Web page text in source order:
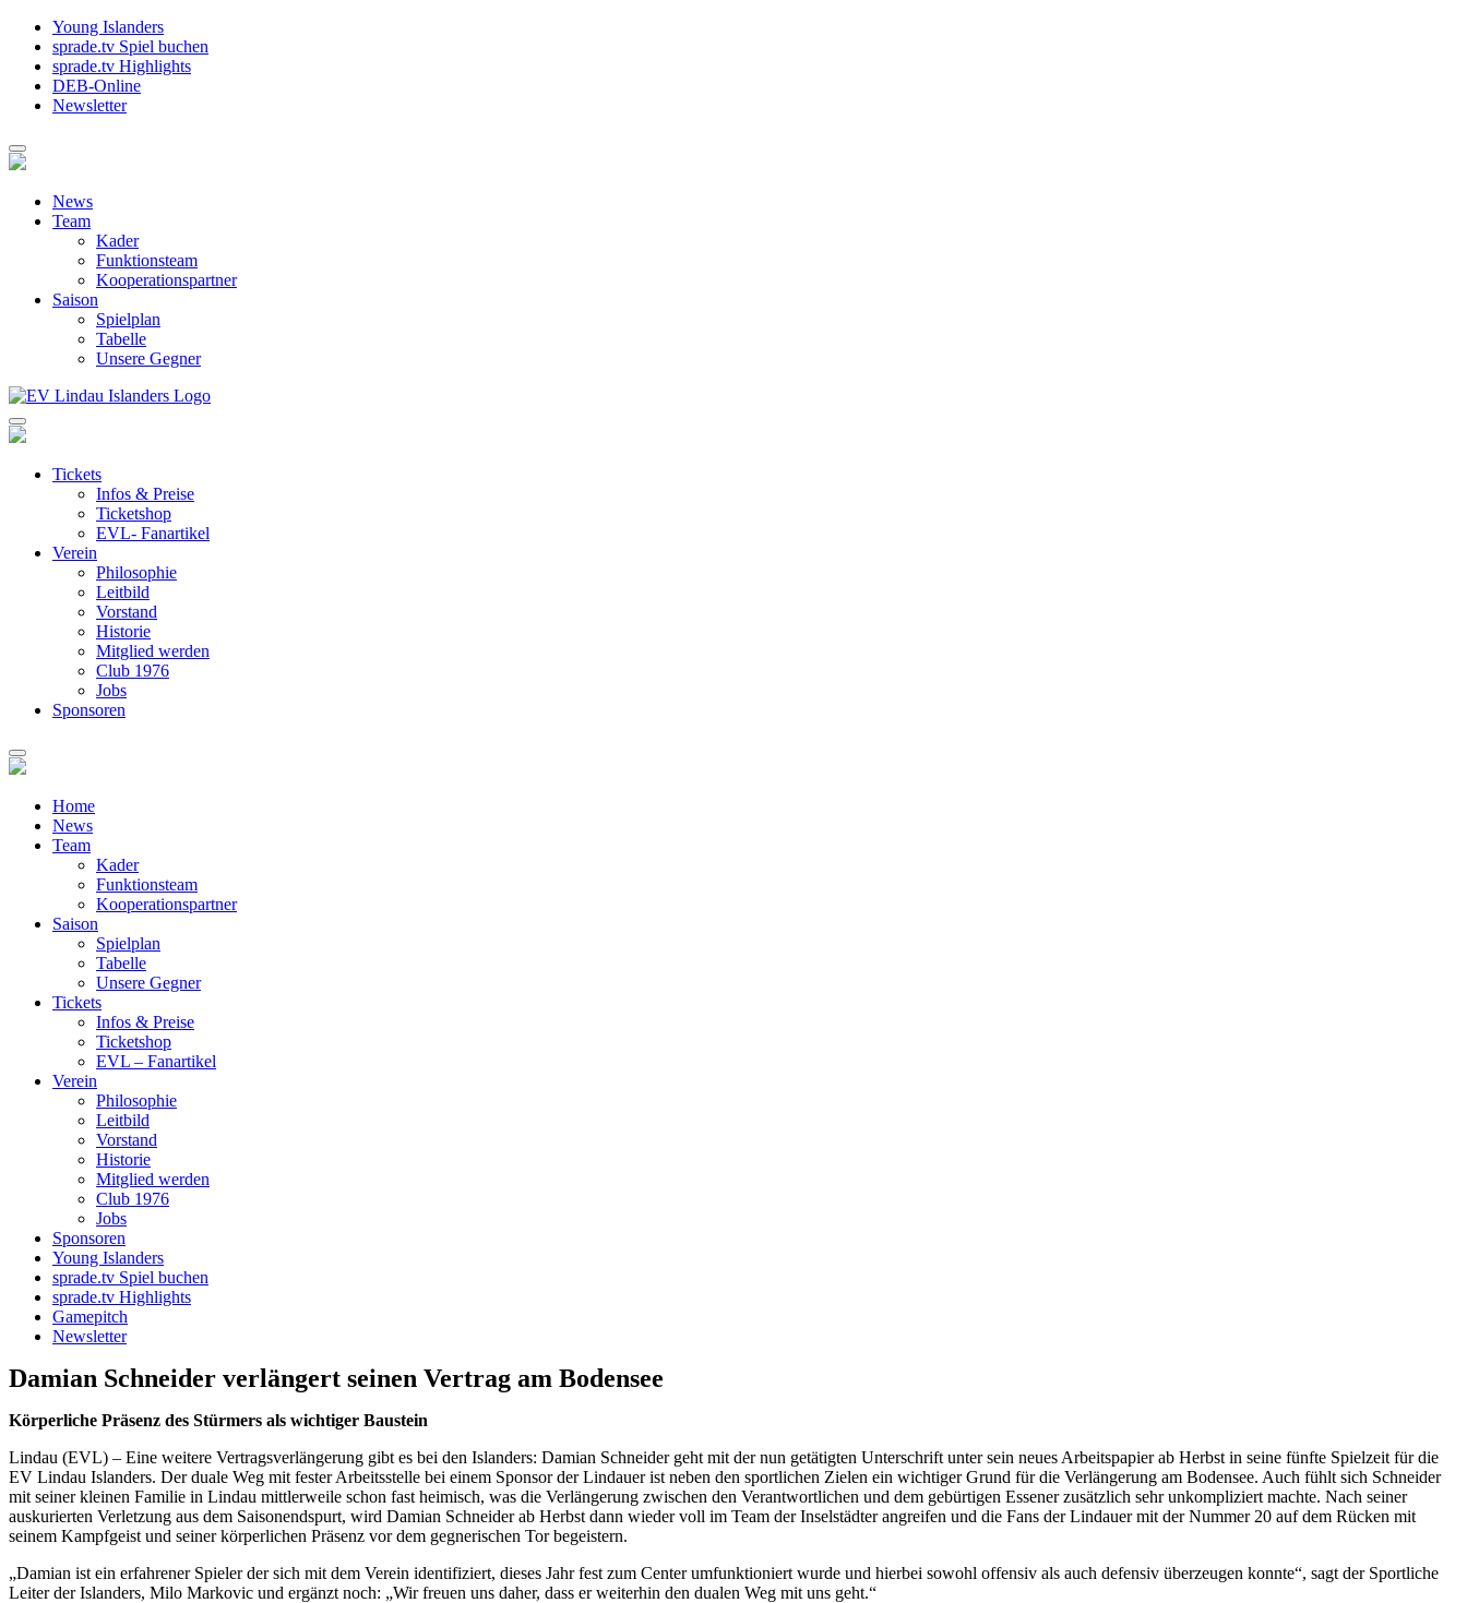
Young Islanders
sprade.tv Spiel buchen
sprade.tv Highlights
DEB-Online
Newsletter
News
Team
Kader
Funktionsteam
Kooperationspartner
Saison
Spielplan
Tabelle
Unsere Gegner
Tickets
Infos & Preise
Ticketshop
EVL- Fanartikel
Verein
Philosophie
Leitbild
Vorstand
Historie
Mitglied werden
Club 1976
Jobs
Sponsoren
Home
News
Team
Kader
Funktionsteam
Kooperationspartner
Saison
Spielplan
Tabelle
Unsere Gegner
Tickets
Infos & Preise
Ticketshop
EVL – Fanartikel
Verein
Philosophie
Leitbild
Vorstand
Historie
Mitglied werden
Club 1976
Jobs
Sponsoren
Young Islanders
sprade.tv Spiel buchen
sprade.tv Highlights
Gamepitch
Newsletter
Damian Schneider verlängert seinen Vertrag am Bodensee
Körperliche Präsenz des Stürmers als wichtiger Baustein
Lindau (EVL) – Eine weitere Vertragsverlängerung gibt es bei den Islanders: Damian Schneider geht mit der nun getätigten Unterschrift unter sein neues Arbeitspapier ab Herbst in seine fünfte Spielzeit für die
EV Lindau Islanders. Der duale Weg mit fester Arbeitsstelle bei einem Sponsor der Lindauer ist neben den sportlichen Zielen ein wichtiger Grund für die Verlängerung am Bodensee. Auch fühlt sich Schneider
mit seiner kleinen Familie in Lindau mittlerweile schon fast heimisch, was die Verlängerung zwischen den Verantwortlichen und dem gebürtigen Essener zusätzlich sehr unkompliziert machte. Nach seiner
auskurierten Verletzung aus dem Saisonendspurt, wird Damian Schneider ab Herbst dann wieder voll im Team der Inselstädter angreifen und die Fans der Lindauer mit der Nummer 20 auf dem Rücken mit
seinem Kampfgeist und seiner körperlichen Präsenz vor dem gegnerischen Tor begeistern.
„Damian ist ein erfahrener Spieler der sich mit dem Verein identifiziert, dieses Jahr fest zum Center umfunktioniert wurde und hierbei sowohl offensiv als auch defensiv überzeugen konnte“, sagt der Sportliche
Leiter der Islanders, Milo Markovic und ergänzt noch: „Wir freuen uns daher, dass er weiterhin den dualen Weg mit uns geht.“